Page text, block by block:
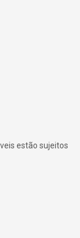
estão sujeitos